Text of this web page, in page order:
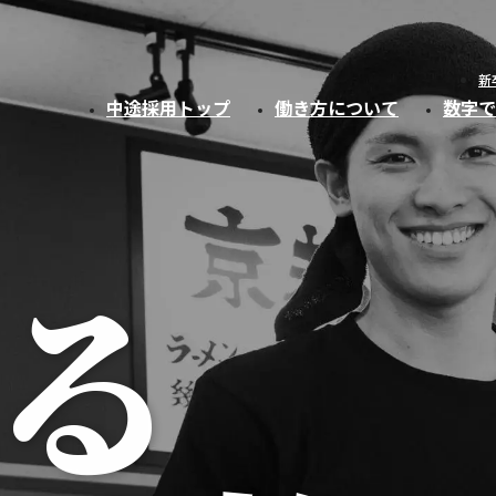
新
中途採用トップ 働き方について 数字